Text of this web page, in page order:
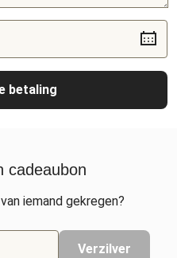
betaling
cadeaubon
iemand gekregen?
Verzilver